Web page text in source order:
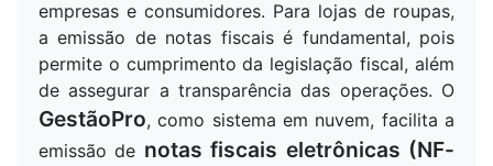
empresas e consumidores. Para lojas de roupas,
a emissão de notas fiscais é fundamental, pois
permite o cumprimento da legislação fiscal, além
de assegurar a transparência das operações. O
GestãoPro, como sistema em nuvem, facilita a
emissão de notas fiscais eletrônicas (NF-